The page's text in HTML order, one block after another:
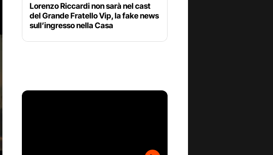
Lorenzo Riccardi non sarà nel cast
del Grande Fratello Vip, la fake news
sull’ingresso nella Casa